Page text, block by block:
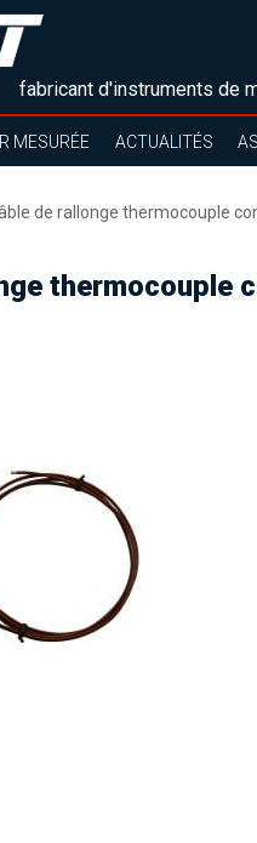
fabricant d'instruments de
MESURÉE ACTUALITÉS
de rallonge thermocouple
thermocouple